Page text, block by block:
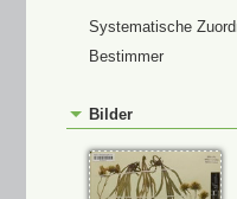
Systematische
Bestimmer
Bilder